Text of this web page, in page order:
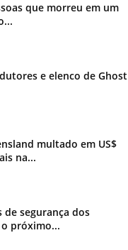
que morreu em um
e elenco de Ghost
multado em US$
na...
de segurança dos
próximo...